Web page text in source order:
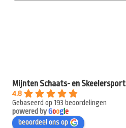
Mijnten Schaats- en Skeelersport
4.8
Gebaseerd op 193 beoordelingen
powered byGooge
beoordeel ons op